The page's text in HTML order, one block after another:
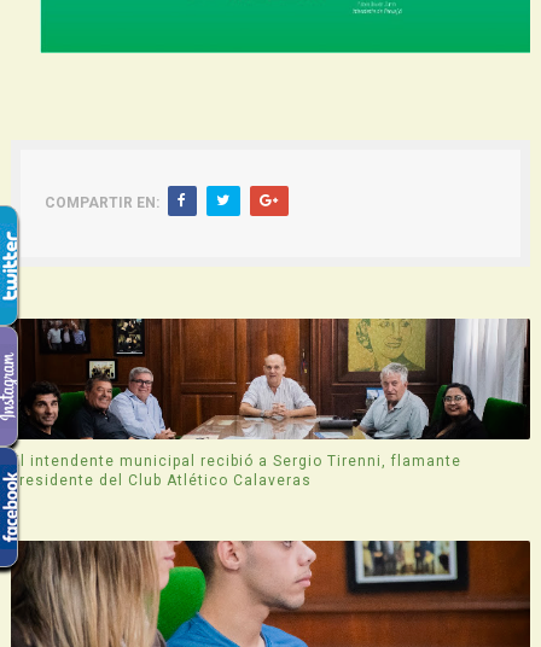
COMPARTIR EN:
El intendente municipal recibió a Sergio Tirenni, flamante
presidente del Club Atlético Calaveras